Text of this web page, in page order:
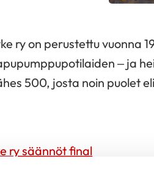
ry on perustettu vuonna
– ja
500, josta noin puolet
ry säännöt final